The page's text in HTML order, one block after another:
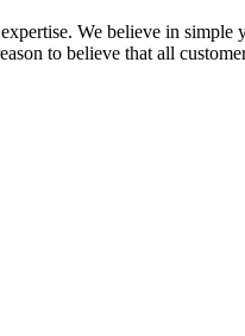
We believe in
to believe that all